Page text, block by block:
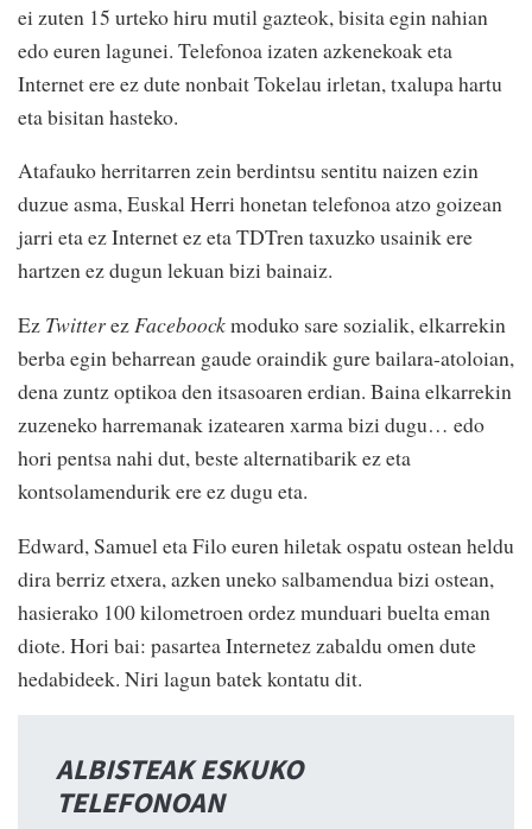
ei zuten 15 urteko hiru mutil gazteok, bisita egin nahian
edo euren lagunei. Telefonoa izaten azkenekoak eta
Internet ere ez dute nonbait Tokelau irletan, txalupa hartu
eta bisitan hasteko.
Atafauko herritarren zein berdintsu sentitu naizen ezin
duzue asma, Euskal Herri honetan telefonoa atzo goizean
jarri eta ez Internet ez eta TDTren taxuzko usainik ere
hartzen ez dugun lekuan bizi bainaiz.
Ez TwitterezFaceboockmoduko sare sozialik, elkarrekin
berba egin beharrean gaude oraindik gure bailara-atoloian,
dena zuntz optikoa den itsasoaren erdian. Baina elkarrekin
zuzeneko harremanak izatearen xarma bizi dugu… edo
hori pentsa nahi dut, beste alternatibarik ez eta
kontsolamendurik ere ez dugu eta.
Edward, Samuel eta Filo euren hiletak ospatu ostean heldu
dira berriz etxera, azken uneko salbamendua bizi ostean,
hasierako 100 kilometroen ordez munduari buelta eman
diote. Hori bai: pasartea Internetez zabaldu omen dute
hedabideek. Niri lagun batek kontatu dit.
ALBISTEAK ESKUKO
TELEFONOAN